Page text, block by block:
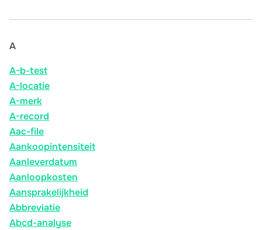
A
A-b-test
A-locatie
A-merk
A-record
Aac-file
Aankoopintensiteit
Aanleverdatum
Aanloopkosten
Aansprakelijkheid
Abbreviatie
Abcd-analyse